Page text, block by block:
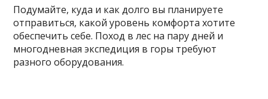
Подумайте, куда и как долго вы планируете
отправиться, какой уровень комфорта хотите
обеспечить себе. Поход в лес на пару дней и
многодневная экспедиция в горы требуют
разного оборудования.